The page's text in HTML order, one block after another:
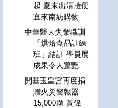
起 夏末出清撿便
宜來南紡購物
中華醫大失業職訓
「烘焙食品訓練
班」結訓 學員展
成果令人驚艷
開基玉皇宮再度捐
贈火災警報器
15,000顆 黃偉